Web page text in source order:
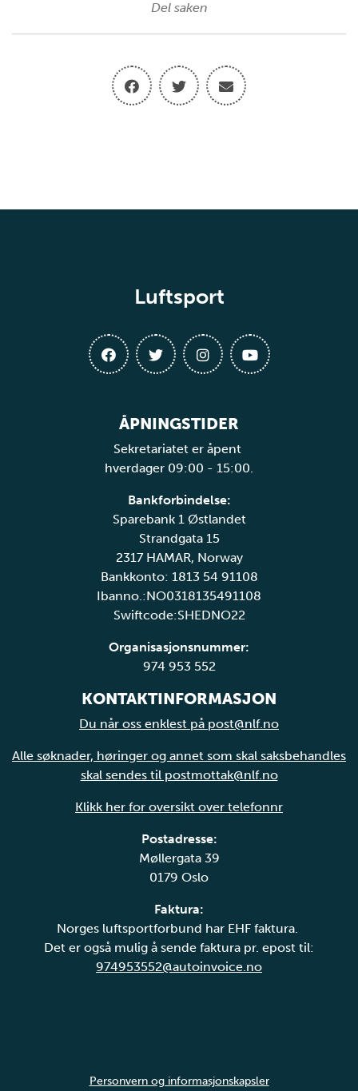
Del saken
Luftsport
ÅPNINGSTIDER
Sekretariatet er åpent
hverdager 09:00 - 15:00.
Bankforbindelse:
Sparebank 1 Østlandet
Strandgata 15
2317 HAMAR, Norway
Bankkonto: 1813 54 91108
Ibanno.:NO0318135491108
Swiftcode:SHEDNO22
Organisasjonsnummer:
974 953 552
KONTAKTINFORMASJON
Du når oss enklest på post@nlf.no
Alle søknader, høringer og annet som skal saksbehandles
skal sendes til postmottak@nlf.no
Klikk her for oversikt over telefonnr
Postadresse:
Møllergata 39
0179 Oslo
Faktura:
Norges luftsportforbund har EHF faktura.
Det er også mulig å sende faktura pr. epost til:
974953552@autoinvoice.no
Personvern og informasjonskapsler